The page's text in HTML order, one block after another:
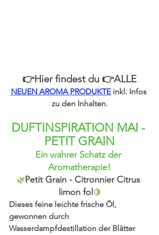
👉Hier findest du 👉ALLE
NEUEN AROMA PRODUKTE inkl. Infos
zu den Inhalten.
DUFTINSPIRATION MAI -
PETIT GRAIN
Ein wahrer Schatz der
Aromatherapie!
🌿Petit Grain - Citronnier Citrus
limon fol 🍋
Dieses feine leichte frische Öl,
gewonnen durch
Wasserdampfdestillation der Blätter